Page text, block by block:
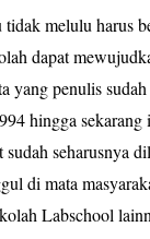
melulu harus
dapat
yang penulis
hingga sekarang
seharusnya
di mata
Labschool